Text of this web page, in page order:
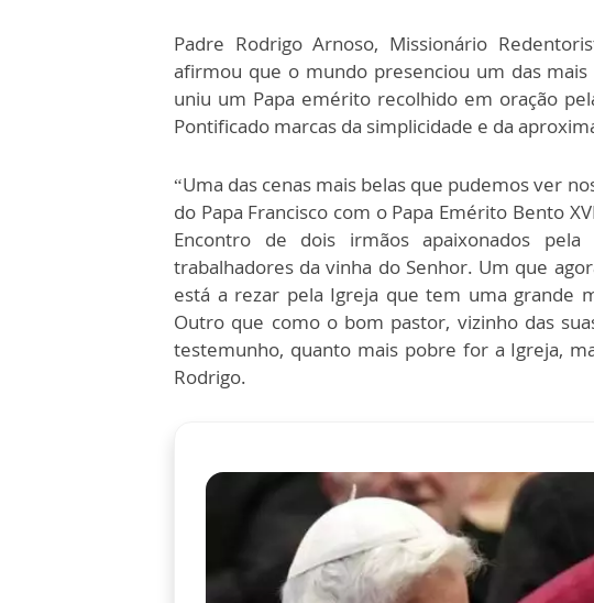
Padre Rodrigo Arnoso, Missionário
afirmou que o mundo presenciou um das
uniu um Papa emérito recolhido em oração
Pontificado marcas da simplicidade e da
“Uma das cenas mais belas que pudemos ver
do Papa Francisco com o Papa Emérito Bento
Encontro de dois irmãos apaixonados
trabalhadores da vinha do Senhor. Um que
está a rezar pela Igreja que tem uma grande
Outro que como o bom pastor, vizinho das
testemunho, quanto mais pobre for a Igreja,
Rodrigo.